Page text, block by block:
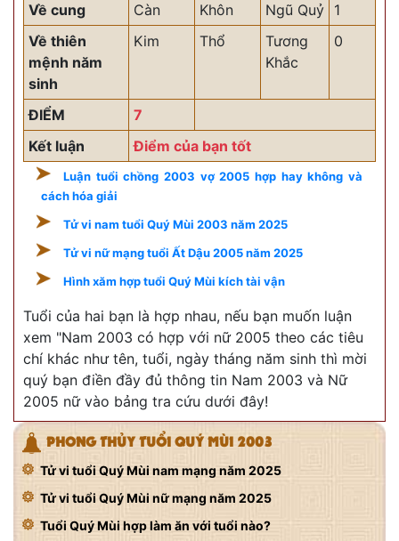
Về cung
Càn Khôn Ngũ Quỷ 1
Về thiên
mệnh năm
sinh
Kim Thổ
Tương
Khắc
0
ĐIỂM
7
Kết luận
Điểm của bạn tốt
Luận tuổi chồng 2003 vợ 2005 hợp hay không và
cách hóa giải
Tử vi nam tuổi Quý Mùi 2003 năm 2025
Tử vi nữ mạng tuổi Ất Dậu 2005 năm 2025
Hình xăm hợp tuổi Quý Mùi kích tài vận
Tuổi của hai bạn là hợp nhau, nếu bạn muốn luận
xem "Nam 2003 có hợp với nữ 2005 theo các tiêu
chí khác như tên, tuổi, ngày tháng năm sinh thì mời
quý bạn điền đầy đủ thông tin Nam 2003 và Nữ
2005 nữ vào bảng tra cứu dưới đây!
PHONG THỦY TUỔI QUÝ MÙI 2003
Tử vi tuổi Quý Mùi nam mạng năm 2025
Tử vi tuổi Quý Mùi nữ mạng năm 2025
Tuổi Quý Mùi hợp làm ăn với tuổi nào?